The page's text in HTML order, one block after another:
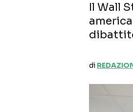
Il Wall
di